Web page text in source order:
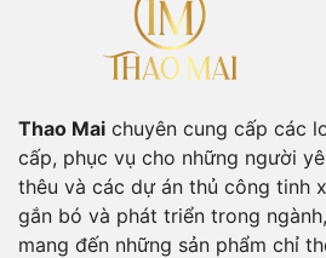
Thao Mai chuyên cung cấp các
cấp, phục vụ cho những người
thêu và các dự án thủ công tinh
gắn bó và phát triển trong
mang đến những sản phẩm chỉ